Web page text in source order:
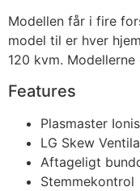
Modellen får i fire
model til er hver
120 kvm.
Features
Plasmaster
LG Skew
Aftageligt
Stemmekontrol